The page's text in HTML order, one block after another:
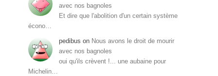
avec nos bagnoles
Et dire que l'abolition d'un certain système
écono…
pedibus on Nous avons le droit de mourir
avec nos bagnoles
oui qu'ils crèvent !... une aubaine pour
Michelin…